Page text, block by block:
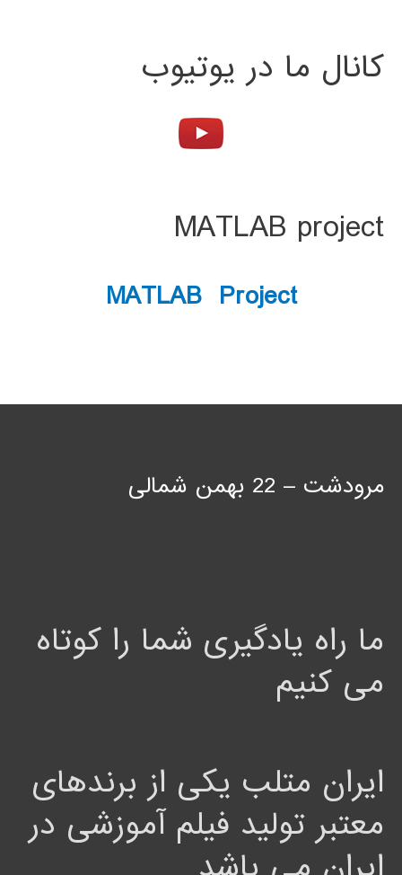
کانال ما در یوتیوب
MATLAB project
MATLAB Project
مرودشت – 22 بهمن شمالی
ما راه یادگیری شما را کوتاه
می کنیم
ایران متلب یکی از برندهای
معتبر تولید فیلم آموزشی در